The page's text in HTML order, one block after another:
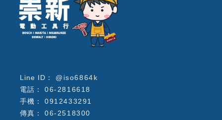
@iso6864k
06-2816618
0912433291
06-2518300